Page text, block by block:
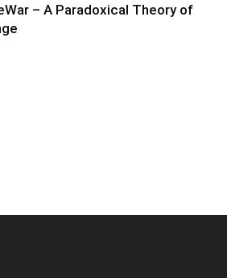
– A Paradoxical Theory of